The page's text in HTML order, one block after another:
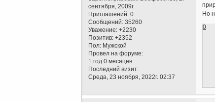
сентября, 2009г.
Приглашений: 0
Сообщений: 35260
Уважение: +2230
Позитив: +2352
Пол: Мужской
Провел на форуме:
1 год 0 месяцев
Последний визит:
Среда, 23 ноября, 2022г. 02:37
Но
0